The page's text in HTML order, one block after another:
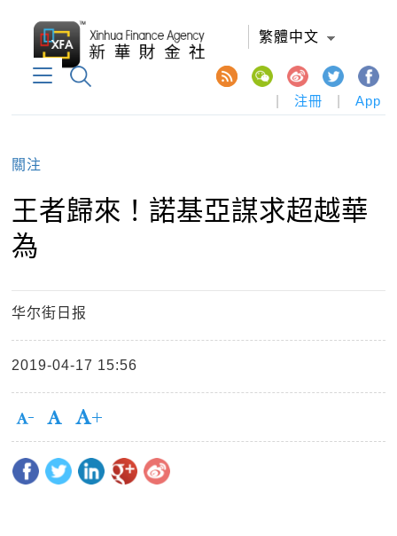
繁體中文
注冊 App
關注
王者歸來！諾基亞謀求超越華
為
华尔街日报
2019-04-17 15:56